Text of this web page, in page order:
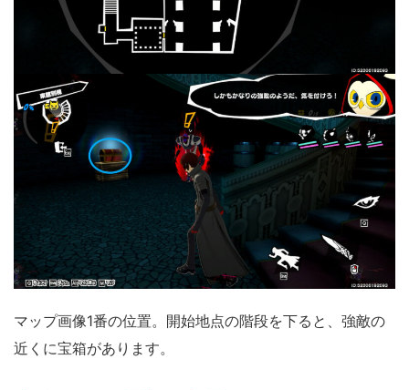
マップ画像1番の位置。開始地点の階段を下ると、強敵の
近くに宝箱があります。